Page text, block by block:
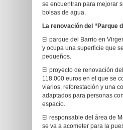
se encuentran para mejorar
bolsas de agua.
La renovación del “Parque
El parque del Barrio en
y ocupa una superficie que
pequeños.
El proyecto de renovación
118.000 euros en el que se
viarios, reforestación y una
adaptados para personas
espacio.
El responsable del área de
se va a acometer para la